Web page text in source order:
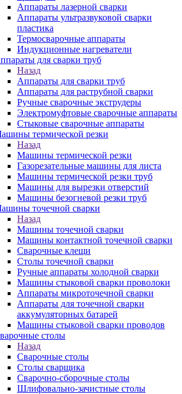
Аппараты лазерной сварки
Аппараты ультразвуковой сварки
пластика
Термосварочные аппараты
Индукционные нагреватели
для сварки труб
Назад
Аппараты для сварки труб
Аппараты для раструбной сварки
Ручные сварочные экструдеры
Электромуфтовые сварочные аппараты
Стыковые сварочные аппараты
термической резки
Назад
Машины термической резки
Газорезательные машины для листа
Машины термической резки труб
Машины для вырезки отверстий
Машины безогневой резки труб
точечной сварки
Назад
Машины точечной сварки
Машины контактной точечной сварки
Сварочные клещи
Столы точечной сварки
Ручные аппараты холодной сварки
Машины стыковой сварки проволоки
Аппараты микроточечной сварки
Аппараты для точечной сварки
аккумуляторных батарей
Машины стыковой сварки проводов
столы
Назад
Сварочные столы
Столы сварщика
Сварочно-сборочные столы
Шлифовально-зачистные столы